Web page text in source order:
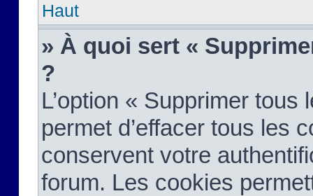
Haut
» À quoi sert «
?
L’option « Supprimer
permet d’effacer tous les
conservent votre
forum. Les cookies